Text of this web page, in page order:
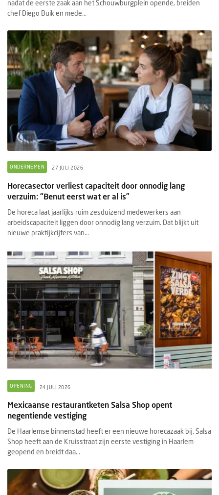
nadat de eerste zaak aan het Schouwburgplein opende, breiden
chef Diego Buik en mede...
ONDERNEMEN 27 JULI 2026
Horecasector verliest capaciteit door onnodig lang
verzuim: “Benut eerst wat er al is”
De horeca laat jaarlijks ruim zesduizend medewerkers aan
arbeidscapaciteit liggen door onnodig lang verzuim. Dat blijkt uit
nieuwe praktijkcijfers van...
OPENING 24 JULI 2026
Mexicaanse restaurantketen Salsa Shop opent
negentiende vestiging
De Haarlemse binnenstad heeft er een nieuwe horecazaak bij. Salsa
Shop heeft aan de Kruisstraat zijn eerste vestiging in Haarlem
geopend en breidt daa...